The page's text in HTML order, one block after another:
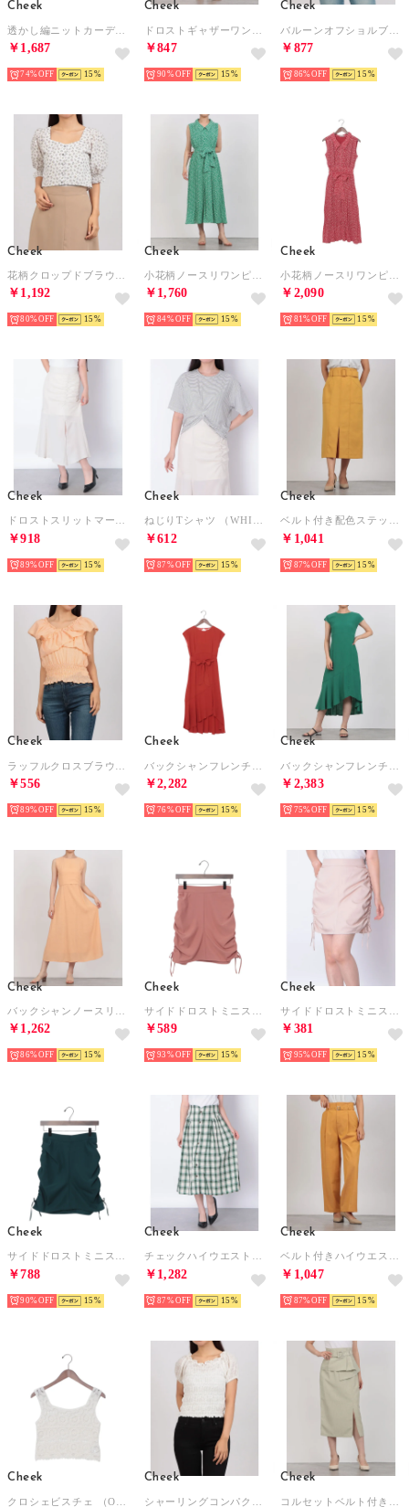
Cheek
￥1,687
74% 15
Cheek
￥847
90% 15
Cheek
￥877
86% 15
Cheek
￥1,192
80% 15
Cheek
￥1,760
84% 15
Cheek
￥2,090
81% 15
Cheek
ドロストスリットマーメイドスカート （IVORY）
￥918
89% 15
Cheek
ねじりTシャツ （WHITE/BLACK）
￥612
87% 15
Cheek
ベルト付き配色ステッチタイトスカート （MASTERD）
￥1,041
87% 15
Cheek
￥556
89% 15
Cheek
￥2,282
76% 15
Cheek
￥2,383
75% 15
Cheek
￥1,262
86% 15
Cheek
￥589
93% 15
Cheek
￥381
95% 15
Cheek
￥788
90% 15
Cheek
￥1,282
87% 15
Cheek
￥1,047
87% 15
Cheek Cheek Cheek